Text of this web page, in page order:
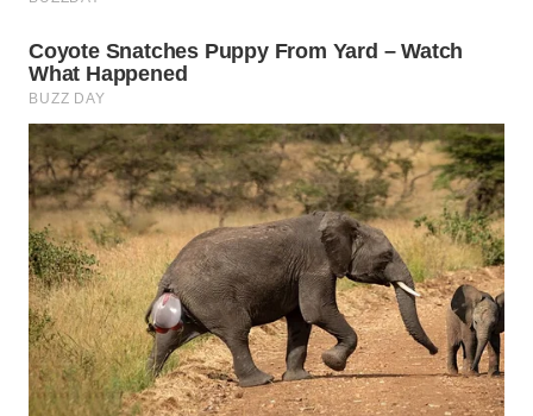
WN
BINTAN
WN
MANDALIKA
WN
LIKUPANG
WN
LABUANBAJO
WN